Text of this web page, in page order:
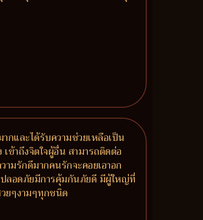
และได้รับความช่วยเหลือเป็น
ข้าถึงจิตใจผู้อื่น สามารถติดต่อ
ามรักดีมากคนรักจะคอยเอาอก
ปลอดภัยมีการคุ้มกันภัยดี มีผู้ใหญ่ที่
ยๆงามๆทุกชนิด